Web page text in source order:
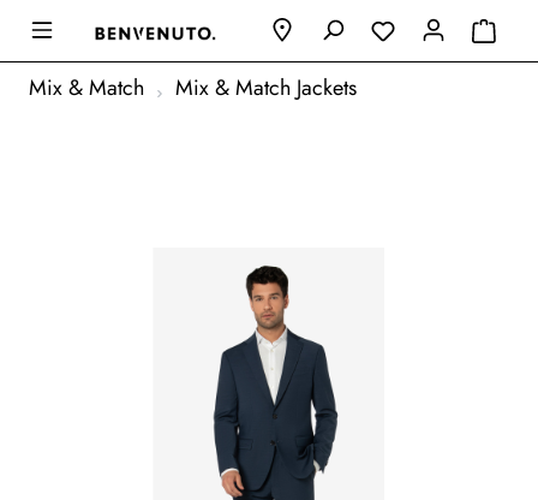
Mix & Match Mix & Match Jackets